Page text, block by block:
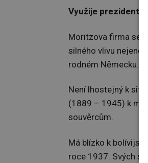
Využije prezidenta
Moritzova firma se
silného vlivu
rodném Německu.
Není lhostejný k
(1889 – 1945) k
souvěrcům.
Má blízko k
roce 1937. Svých